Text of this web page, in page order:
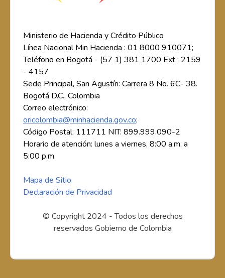
Ministerio de Hacienda y Crédito Público
Línea Nacional Min Hacienda : 01 8000 910071;
Teléfono en Bogotá - (57 1) 381 1700 Ext : 2159
- 4157
Sede Principal, San Agustín: Carrera 8 No. 6C- 38.
Bogotá D.C., Colombia
Correo electrónico:
oricolombia@minhacienda.gov.co;
Código Postal: 111711 NIT: 899.999.090-2
Horario de atención: lunes a viernes, 8:00 a.m. a
5:00 p.m.
Mapa de Sitio
Declaración de Privacidad
© Copyright 2024 - Todos los derechos
reservados Gobierno de Colombia